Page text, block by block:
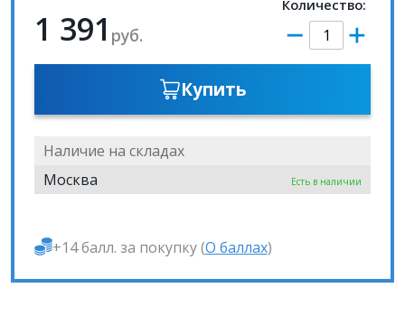
1 391 руб.
Количество:
Купить
Наличие на складах
Москва
Есть в наличии
+14 балл. за покупку (О баллах)